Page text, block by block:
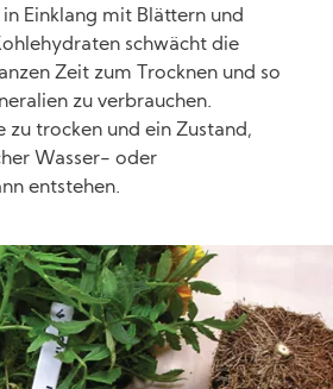
Einklang mit Blättern und
schwächt die
Zeit zum Trocknen und so
zu verbrauchen.
zu trocken und ein Zustand,
Wasser- oder
entstehen.